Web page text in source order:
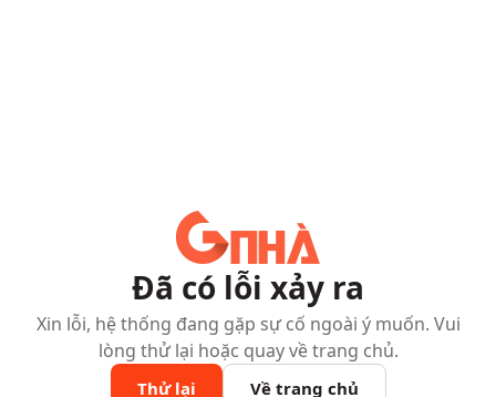
Đã có lỗi xảy ra
Xin lỗi, hệ thống đang gặp sự cố ngoài ý muốn. Vui
lòng thử lại hoặc quay về trang chủ.
Thử lại Về trang chủ